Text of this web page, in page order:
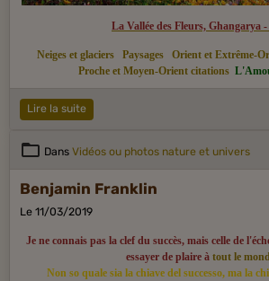
La Vallée des Fleurs, Ghangarya
Neiges et glaciers Paysages
Orient et Extrême-
Proche et Moyen-Orient citations
Lire la suite
Dans Vidéos ou photos nature et univers
Benjamin Franklin
Le 11/03/2019
Je ne connais pas la clef du succès, mais celle de
essayer de plaire à tout le
Non so quale sia la chiave del successo, ma la